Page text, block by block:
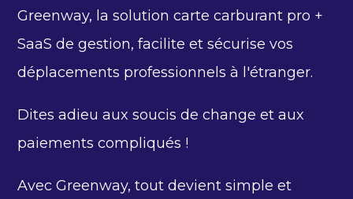
Greenway, la solution carte carburant pro +
SaaS de gestion, facilite et sécurise vos
déplacements professionnels à l'étranger.
Dites adieu aux soucis de change et aux
paiements compliqués !
Avec Greenway, tout devient simple et